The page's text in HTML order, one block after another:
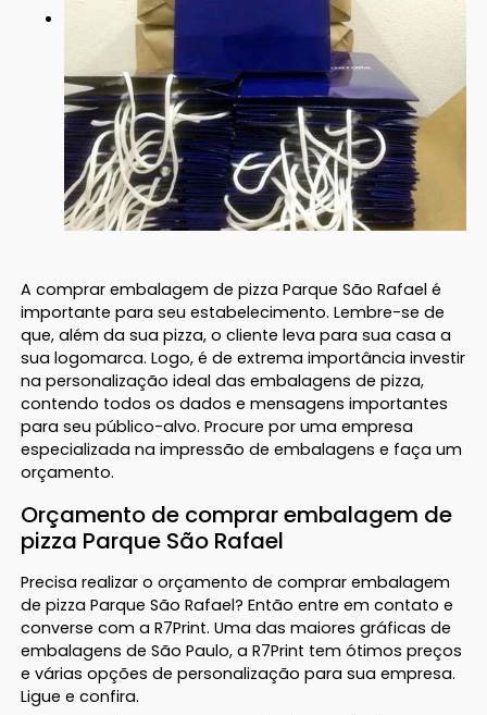
A comprar embalagem de pizza Parque São Rafael é
importante para seu estabelecimento. Lembre-se de
que, além da sua pizza, o cliente leva para sua casa a
sua logomarca. Logo, é de extrema importância investir
na personalização ideal das embalagens de pizza,
contendo todos os dados e mensagens importantes
para seu público-alvo. Procure por uma empresa
especializada na impressão de embalagens e faça um
orçamento.
Orçamento de comprar embalagem de
pizza Parque São Rafael
Precisa realizar o orçamento de comprar embalagem
de pizza Parque São Rafael? Então entre em contato e
converse com a R7Print. Uma das maiores gráficas de
embalagens de São Paulo, a R7Print tem ótimos preços
e várias opções de personalização para sua empresa.
Ligue e confira.